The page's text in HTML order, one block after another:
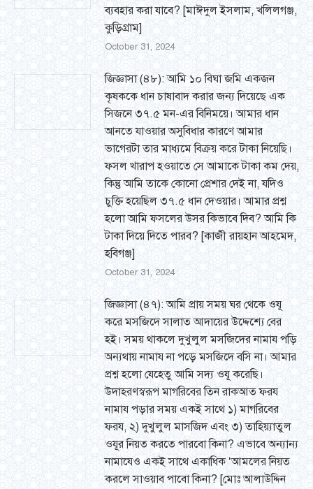
ব্যবহার করা যাবে? [মাঈদুল ইসলাম, খলিলগঞ্জ,
কুড়িগ্রাম]
October 31, 2024
জিজ্ঞাসা (৪৮): আমি ১০ বিঘা জমি একজন
কৃষককে ধান চাষাবাদ করার জন্য দিয়েছে এক
সিজনে ৩৭.৫ মন-এর বিনিময়ে। আমার ধান
আনতে যাওয়ার অসুবিধার কারণে আমার
ভাগেরটা তার মাধ্যমে বিক্রয় করে টাকা নিয়েছি।
ফসল খারাপ হওয়াতে সে আমাকে টাকা কম দেয়,
কিন্তু আমি তাকে কোনো প্রেশার দেই না, যদিও
চুক্তি হয়েছিল ৩৭.৫ ধান দেওয়ার। আমার প্রশ্ন
হলো আমি ফসলের উসর কিভাবে দিব? আমি কি
টাকা দিয়ে দিতে পারব? [কাজী রায়হান আহমেদ,
হবিগঞ্জ]
October 31, 2024
জিজ্ঞাসা (৪৭): আমি প্রায় সময় ঘর থেকে ওযূ
করে মসজিদে সালাত আদায়ের উদ্দেশ্যে বের
হই। সময় থাকলে দুখুলুল মসজিদের নামায পড়ি
অন্যথায় নামায না পড়ে মসজিদে বসি না। আমার
প্রশ্ন হলো যেহেতু আমি সদ্য ওযূ করেছি।
উদাহরণস্বরূপ মাগরিবের তিন রাকআত ফরয
নামায পড়ার সময় একই সাথে ১) মাগরিবের
ফরয, ২) দুখুলুল মাসজিদ এবং ৩) তাহিয়্যাতুল
ওযূর নিয়ত করতে পারবো কিনা? এভাবে অন্যান্য
নামাযেও একই সাথে একাধিক ‘আমলের নিয়ত
করলে সাওয়াব পাবো কিনা? [মোঃ আলাউদ্দিন